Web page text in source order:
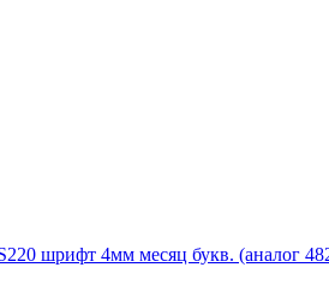
шрифт 4мм месяц букв. (аналог